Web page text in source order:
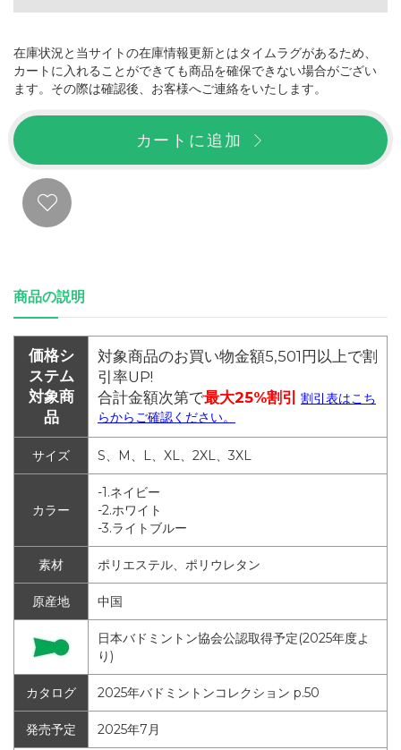
在庫状況と当サイトの在庫情報更新とはタイムラグがあるため、
カートに入れることができても商品を確保できない場合がござい
ます。その際は確認後、お客様へご連絡をいたします。
カートに追加
商品の説明
価格シ
ステム
対象商
品
対象商品のお買い物金額5,501円以上で割
引率UP!
合計金額次第で最大25%割引
割引表はこち
らからご確認ください。
サイズ S、M、L、XL、2XL、3XL
カラー
-1.ネイビー
-2.ホワイト
-3.ライトブルー
素材 ポリエステル、ポリウレタン
原産地 中国
日本バドミントン協会公認取得予定(2025年度よ
り)
カタログ 2025年バドミントンコレクション p.50
発売予定 2025年7月